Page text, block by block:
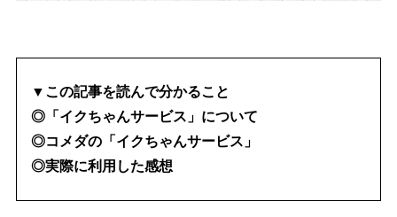
▼この記事を読んで分かること
◎「イクちゃんサービス」について
◎コメダの「イクちゃんサービス」
◎実際に利用した感想